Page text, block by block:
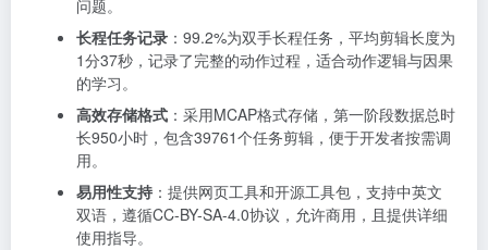
问题。
长程任务记录 ：99.2%为双手长程任务，平均剪辑长度为
1分37秒，记录了完整的动作过程，适合动作逻辑与因果
的学习。
高效存储格式 ：采用MCAP格式存储，第一阶段数据总时
长950小时，包含39761个任务剪辑，便于开发者按需调
用。
易用性支持 ：提供网页工具和开源工具包，支持中英文
双语，遵循CC-BY-SA-4.0协议，允许商用，且提供详细
使用指导。